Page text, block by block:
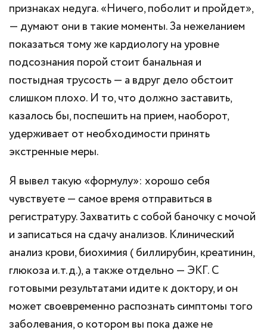
признаках недуга. «Ничего, поболит и пройдет»,
— думают они в такие моменты. За нежеланием
показаться тому же кардиологу на уровне
подсознания порой стоит банальная и
постыдная трусость — а вдруг дело обстоит
слишком плохо. И то, что должно заставить,
казалось бы, поспешить на прием, наоборот,
удерживает от необходимости принять
экстренные меры.
Я вывел такую «формулу»: хорошо себя
чувствуете — самое время отправиться в
регистратуру. Захватить с собой баночку с мочой
и записаться на сдачу анализов. Клинический
анализ крови, биохимия ( биллирубин, креатинин,
глюкоза и.т.д.), а также отдельно — ЭКГ. С
готовыми результатами идите к доктору, и он
может своевременно распознать симптомы того
заболевания, о котором вы пока даже не